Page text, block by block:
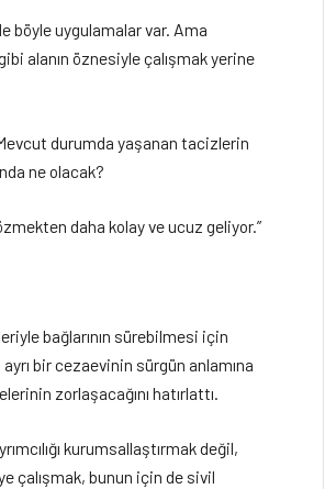
böyle uygulamalar var. Ama
alanın öznesiyle çalışmak yerine
durumda yaşanan tacizlerin
ne olacak?
daha kolay ve ucuz geliyor.”
bağlarının sürebilmesi için
bir cezaevinin sürgün anlamına
zorlaşacağını hatırlattı.
kurumsallaştırmak değil,
çalışmak, bunun için de sivil